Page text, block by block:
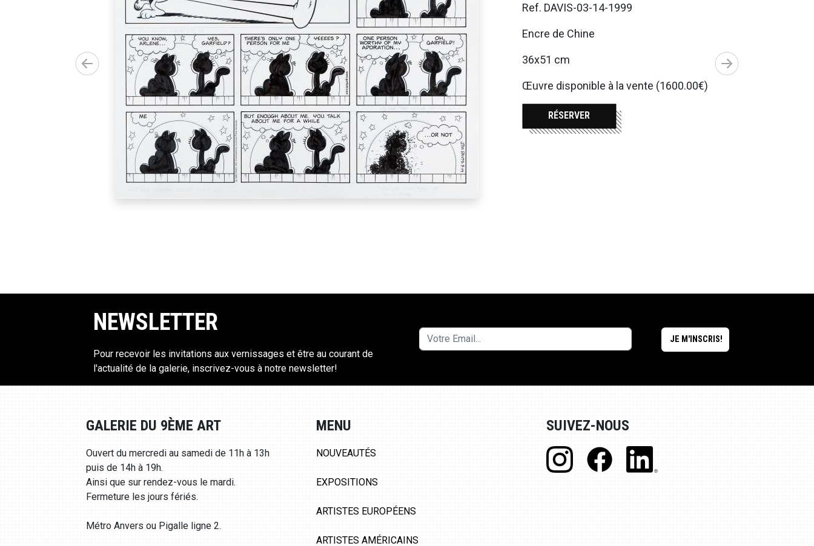
Ref. DAVIS-03-14-1999
Encre de Chine
36x51 cm
Œuvre disponible à la vente (1600.00€)
RÉSERVER
NEWSLETTER
Pour recevoir les invitations aux vernissages et être au courant de
l'actualité de la galerie, inscrivez-vous à notre newsletter!
GALERIE DU 9ÈME ART
Ouvert du mercredi au samedi de 11h à 13h
puis de 14h à 19h.
Ainsi que sur rendez-vous le mardi.
Fermeture les jours fériés.
Métro Anvers ou Pigalle ligne 2.
MENU
NOUVEAUTÉS
EXPOSITIONS
ARTISTES EUROPÉENS
ARTISTES AMÉRICAINS
SUIVEZ-NOUS